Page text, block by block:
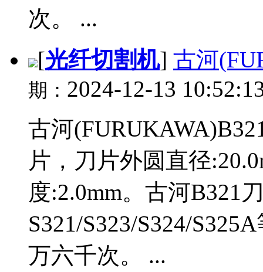
次。 ...
[光纤切割机] 古河
期： 2024-12-13
古河
片，刀片外圆直径
度:2.0mm。古河B321
S321/S323/S324/
万六千次。 ...